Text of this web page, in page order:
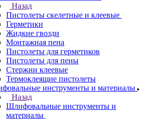
Назад
Пистолеты скелетные и клеевые
Герметики
Жидкие гвозди
Монтажная пена
Пистолеты для герметиков
Пистолеты для пены
Стержни клеевые
Термоклеящие пистолеты
инструменты и материалы
Назад
Шлифовальные инструменты и
материалы